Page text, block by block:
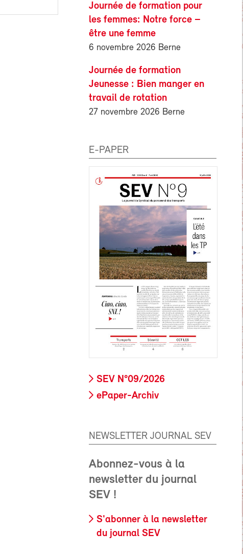
Journée de formation pour
les femmes: Notre force –
être une femme
6 novembre 2026 Berne
Journée de formation
Jeunesse : Bien manger en
travail de rotation
27 novembre 2026 Berne
E-PAPER
SEV N°09/2026
ePaper-Archiv
NEWSLETTER JOURNAL SEV
Abonnez-vous à la
newsletter du journal
SEV !
S'abonner à la newsletter
du journal SEV